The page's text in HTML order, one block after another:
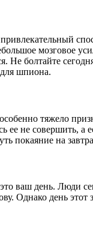
мозговое
Не болтайте
шпиона.
тяжело
ее не совершить, а
покаяние на
ваш день. Люди
Однако день этот